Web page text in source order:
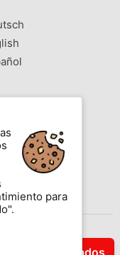
Filtrar Resultados
para
gratis.